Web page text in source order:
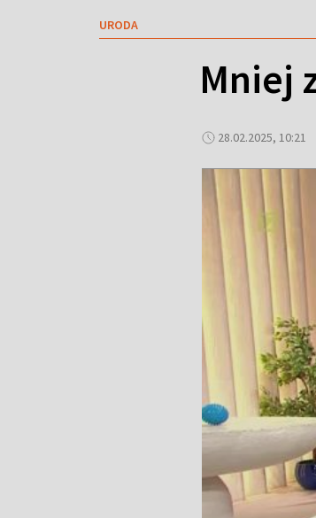
URODA
Mniej
28.02.2025, 10:21